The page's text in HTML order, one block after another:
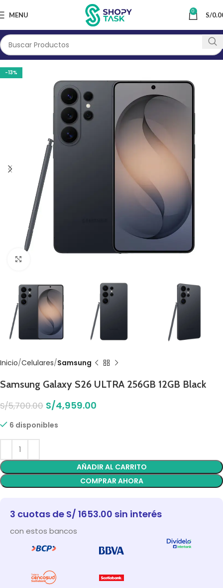
MENU 0 S/
-13%
Inicio Celulares Samsung
Samsung Galaxy S26 ULTRA 256GB 12GB Black
S/5,700.00 S/4,959.00
6 disponibles
AÑADIR AL CARRITO
COMPRAR AHORA
3 cuotas de S/ 1653.00 sin interés
con estos bancos